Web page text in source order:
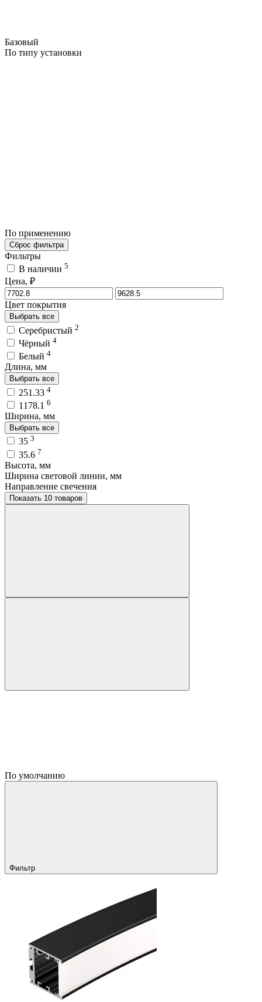
Базовый
По типу установки
По применению
Сброс фильтра
Фильтры
В наличии 5
Цена, ₽
Цвет покрытия
Выбрать все
Серебристый 2
Чёрный 4
Белый 4
Длина, мм
Выбрать все
251.33 4
1178.1 6
Ширина, мм
Выбрать все
35 3
35.6 7
Высота, мм
Ширина световой линии, мм
Направление свечения
Показать 10 товаров
По умолчанию
Фильтр